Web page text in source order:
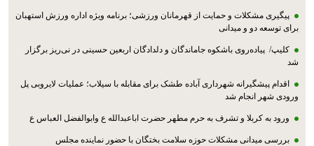
پیگیری مشکلات و حمایت از قهرمانان ورزشی؛ برنامه ویژه اداره ورزش استهبان
برای توسعه دو و میدانی
کلیپ/ پیاده‌روی باشکوه جاماندگان و دلدادگان اربعین حسینی در نی‌ریز برگزار
شد
اقدام پیشگیرانه شهرداری آباده طشک برای مقابله با سیلاب؛ عملیات لایروبی پل
ورودی شهر انجام شد
ورود به کربلا و تشرف به حرم مطهر حضرت اباعبدالله ع وابوالفضل العباس ع
بررسی میدانی مشکلات حوزه سلامت بختگان با حضور نماینده مجلس